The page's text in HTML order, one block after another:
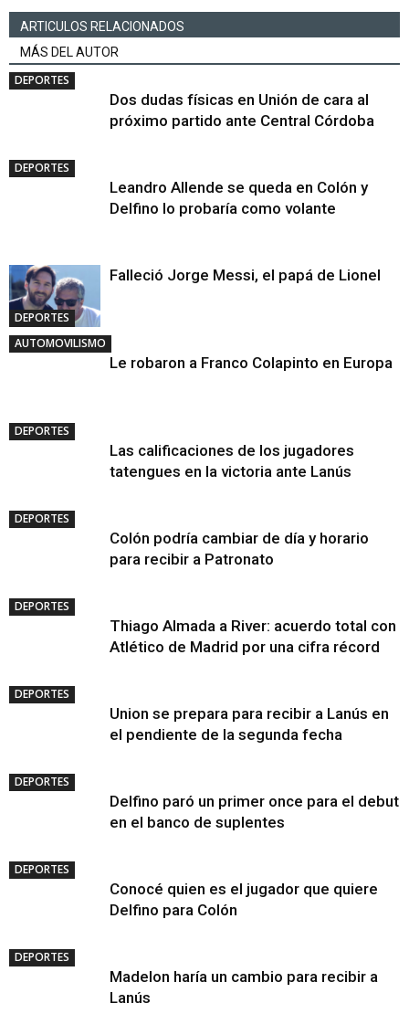
ARTICULOS RELACIONADOS
MÁS DEL AUTOR
DEPORTES
Dos dudas físicas en Unión de cara al
próximo partido ante Central Córdoba
DEPORTES
Leandro Allende se queda en Colón y
Delfino lo probaría como volante
DEPORTES
Falleció Jorge Messi, el papá de Lionel
AUTOMOVILISMO
Le robaron a Franco Colapinto en Europa
DEPORTES
Las calificaciones de los jugadores
tatengues en la victoria ante Lanús
DEPORTES
Colón podría cambiar de día y horario
para recibir a Patronato
DEPORTES
Thiago Almada a River: acuerdo total con
Atlético de Madrid por una cifra récord
DEPORTES
Union se prepara para recibir a Lanús en
el pendiente de la segunda fecha
DEPORTES
Delfino paró un primer once para el debut
en el banco de suplentes
DEPORTES
Conocé quien es el jugador que quiere
Delfino para Colón
DEPORTES
Madelon haría un cambio para recibir a
Lanús